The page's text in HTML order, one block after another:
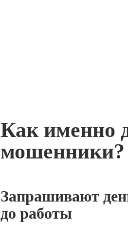
Как именно
мошенники?
Запрашивают
до работы